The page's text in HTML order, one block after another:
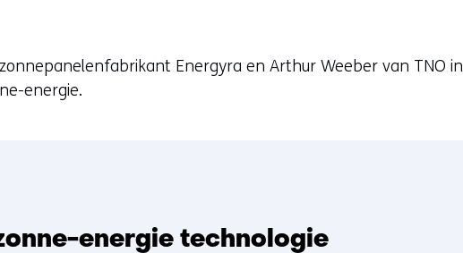
Energyra en Arthur Weeber van TNO in
energie.
energie technologie